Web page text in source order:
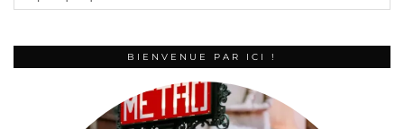
BIENVENUE PAR ICI !